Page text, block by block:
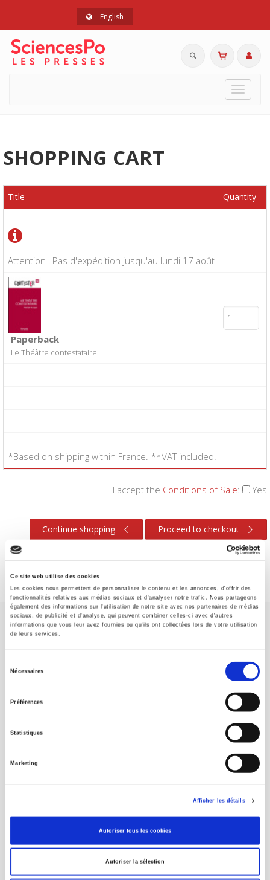
Ce site web utilise des cookies
Les cookies nous permettent de personnaliser le contenu et les annonces, d'offrir des
fonctionnalités relatives aux médias sociaux et d'analyser notre trafic. Nous partageons
également des informations sur l'utilisation de notre site avec nos partenaires de médias
sociaux, de publicité et d'analyse, qui peuvent combiner celles-ci avec d'autres
informations que vous leur avez fournies ou qu'ils ont collectées lors de votre utilisation
de leurs services.
Nécessaires
Préférences
Statistiques
Marketing
Afficher les détails
Autoriser tous les cookies
Autoriser la sélection
English
Toggle
SHOPPING CART
Attention ! Pas d'expédition jusqu'au lundi 17 août
Title Quantity
Paperback
Le Théâtre contestataire
*Based on shipping within France. **VAT included.
I accept the Conditions of Sale: Yes
Continue shopping Proceed to checkout
SCIENCES PO UNIVERSITY PRESS has a threefold role: to publish
original research, to edit reference works for student use, and to
help public and political debate.
FOREIGN RIGHTS
MY ACCOUNT
Future Releases